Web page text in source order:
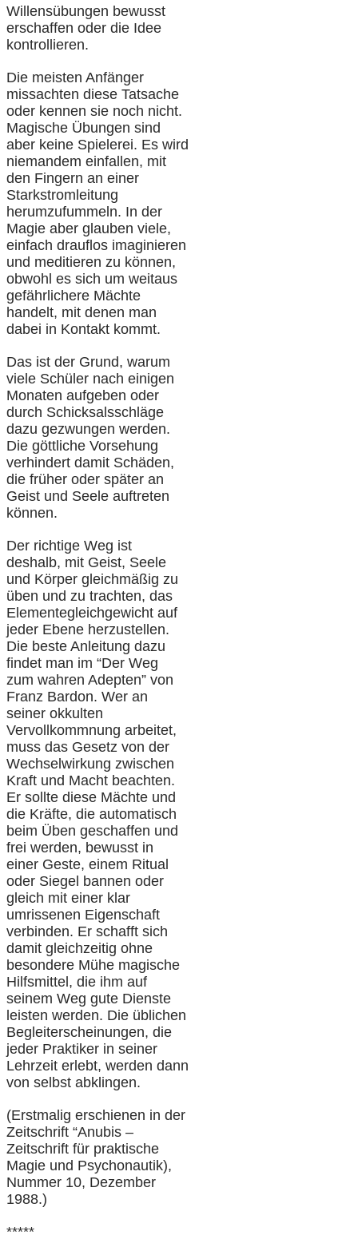
Willensübungen bewusst
erschaffen oder die Idee
kontrollieren.
Die meisten Anfänger
missachten diese Tatsache
oder kennen sie noch nicht.
Magische Übungen sind
aber keine Spielerei. Es wird
niemandem einfallen, mit
den Fingern an einer
Starkstromleitung
herumzufummeln. In der
Magie aber glauben viele,
einfach drauflos imaginieren
und meditieren zu können,
obwohl es sich um weitaus
gefährlichere Mächte
handelt, mit denen man
dabei in Kontakt kommt.
Das ist der Grund, warum
viele Schüler nach einigen
Monaten aufgeben oder
durch Schicksalsschläge
dazu gezwungen werden.
Die göttliche Vorsehung
verhindert damit Schäden,
die früher oder später an
Geist und Seele auftreten
können.
Der richtige Weg ist
deshalb, mit Geist, Seele
und Körper gleichmäßig zu
üben und zu trachten, das
Elementegleichgewicht auf
jeder Ebene herzustellen.
Die beste Anleitung dazu
findet man im “Der Weg
zum wahren Adepten” von
Franz Bardon. Wer an
seiner okkulten
Vervollkommnung arbeitet,
muss das Gesetz von der
Wechselwirkung zwischen
Kraft und Macht beachten.
Er sollte diese Mächte und
die Kräfte, die automatisch
beim Üben geschaffen und
frei werden, bewusst in
einer Geste, einem Ritual
oder Siegel bannen oder
gleich mit einer klar
umrissenen Eigenschaft
verbinden. Er schafft sich
damit gleichzeitig ohne
besondere Mühe magische
Hilfsmittel, die ihm auf
seinem Weg gute Dienste
leisten werden. Die üblichen
Begleiterscheinungen, die
jeder Praktiker in seiner
Lehrzeit erlebt, werden dann
von selbst abklingen.
(Erstmalig erschienen in der
Zeitschrift “Anubis –
Zeitschrift für praktische
Magie und Psychonautik),
Nummer 10, Dezember
1988.)
*****